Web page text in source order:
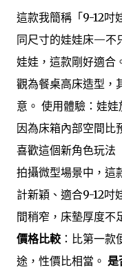
這款我簡稱「9-12吋
同尺寸的娃娃床—不
娃娃，這款剛好適合
觀為餐桌高床造型，
意。 使用體驗：娃
因為床箱內部空間比
喜歡這個新角色玩法
拍攝微型場景中，這
計新穎、適合9-12吋
間稍窄，床墊厚度不
價格比較 ：比第一
途，性價比相當。 是